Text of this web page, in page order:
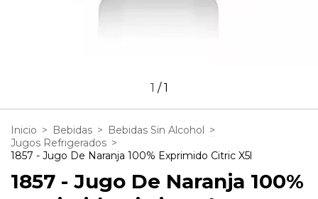
1 /1
Inicio > Bebidas > Bebidas Sin Alcohol >
Jugos Refrigerados >
1857 - Jugo De Naranja 100% Exprimido Citric X5l
1857 - Jugo De Naranja 100%